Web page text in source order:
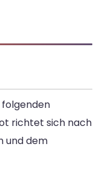
richtet sich nach
und dem